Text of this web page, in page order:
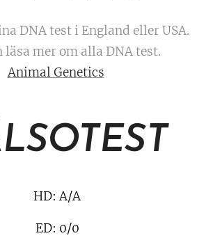
DNA test i England eller USA.
läsa mer om alla DNA test.
Animal Genetics
HD: A/A
ED: 0/0